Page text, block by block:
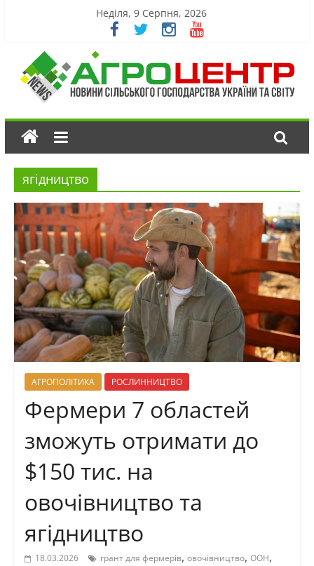
Неділя, 9 Серпня, 2026
ягідництво
АГРОПОЛІТИКА РОСЛИННИЦТВО
Фермери 7 областей
зможуть отримати до
$150 тис. на
овочівництво та
ягідництво
18.03.2026 грант для фермерів, овочівництво, ООН,